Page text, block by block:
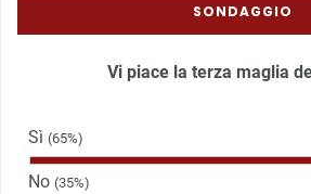
SONDAGGIO
Vi piace la terza maglia
Sì (65%)
No (35%)